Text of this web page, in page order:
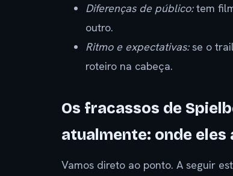
Diferenças de público:tem
outro.
Ritmo e expectativas:se o
roteiro na cabeça.
Os fracassos de
atualmente: onde eles
Vamos direto ao ponto. A seguir